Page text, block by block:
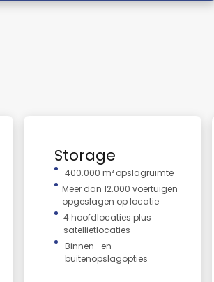
Storage
400.000 m² opslagruimte
Meer dan 12.000 voertuigen
opgeslagen op locatie
4 hoofdlocaties plus
satellietlocaties
Binnen- en
buitenopslagopties